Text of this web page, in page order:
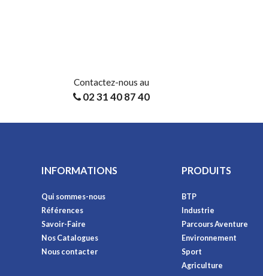
Contactez-nous au
02 31 40 87 40
INFORMATIONS
Qui sommes-nous
Références
Savoir-Faire
Nos Catalogues
Nous contacter
PRODUITS
BTP
Industrie
Parcours Aventure
Environnement
Sport
Agriculture